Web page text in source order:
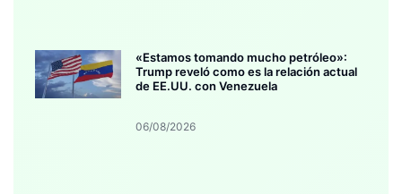
«Estamos tomando mucho petróleo»:
Trump reveló como es la relación actual
de EE.UU. con Venezuela
06/08/2026